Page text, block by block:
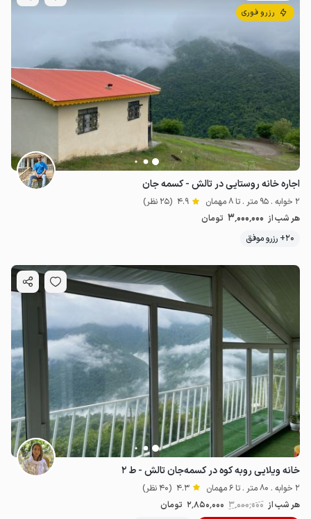
5میلیون ت 4.3
رزرو فوری
اجاره خانه روستایی در تالش - کسمه جان
2 خوابه . 95 متر . تا 8 مهمان 4.9 (25 نظر)
هر شب از 3٬000٬000 تومان
20+ رزرو موفق
خانه ویلایی روبه کوه در کسمه‌جان تالش - ط ۲
2 خوابه . 80 متر . تا 6 مهمان 4.3 (40 نظر)
هر شب از 3٬000٬000 2٬850٬000 تومان